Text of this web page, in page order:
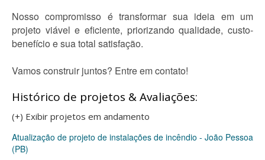
Nosso compromisso é transformar sua ideia em um
projeto viável e eficiente, priorizando qualidade, custo-
benefício e sua total satisfação.
Vamos construir juntos? Entre em contato!
Histórico de projetos & Avaliações:
(+) Exibir projetos em andamento
Atualização de projeto de instalações de incêndio - João Pessoa
(PB)